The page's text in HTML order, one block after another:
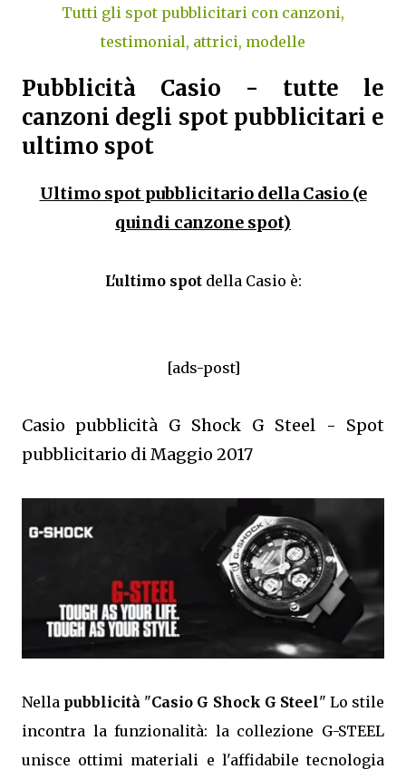
Tutti gli spot pubblicitari con canzoni,
testimonial, attrici, modelle
Pubblicità Casio - tutte le
canzoni degli spot pubblicitari e
ultimo spot
Ultimo spot pubblicitario della Casio (e
quindi canzone spot)
L'ultimo spot della Casio è:
[ads-post]
Casio pubblicità G Shock G Steel - Spot
pubblicitario di Maggio 2017
Nella pubblicità "Casio G Shock G Steel" Lo stile
incontra la funzionalità: la collezione G-STEEL
unisce ottimi materiali e l'affidabile tecnologia